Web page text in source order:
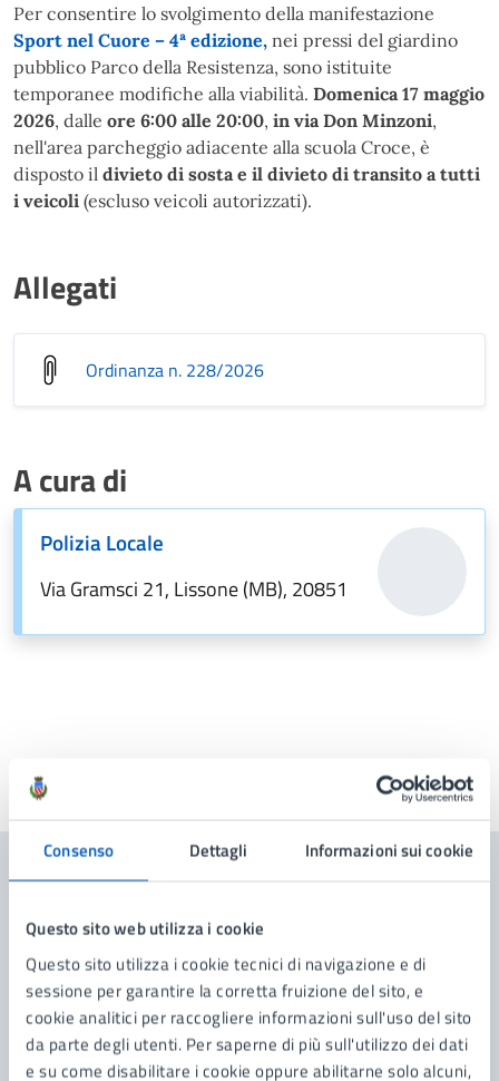
Consenso Dettagli Informazioni sui cookie
Questo sito web utilizza i cookie
Questo sito utilizza i cookie tecnici di navigazione e di
sessione per garantire la corretta fruizione del sito, e
cookie analitici per raccogliere informazioni sull'uso del sito
da parte degli utenti. Per saperne di più sull'utilizzo dei dati
e su come disabilitare i cookie oppure abilitarne solo alcuni,
Per consentire lo svolgimento della manifestazione
Sport nel Cuore – 4ª edizione, nei pressi del giardino
pubblico Parco della Resistenza, sono istituite
temporanee modifiche alla viabilità. Domenica 17 maggio
2026, dalle ore 6:00 alle 20:00, in via Don Minzoni,
nell'area parcheggio adiacente alla scuola Croce, è
disposto il divieto di sosta e il divieto di transito a tutti
i veicoli (escluso veicoli autorizzati).
Allegati
Ordinanza n. 228/2026
A cura di
Polizia Locale
Via Gramsci 21, Lissone (MB), 20851
Ultimo aggiornamento:
Amministrazione
Polizia Amministrativa